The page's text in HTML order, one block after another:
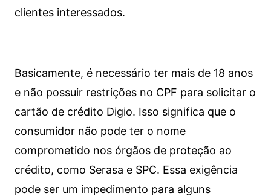
clientes interessados.
Basicamente, é necessário ter mais de 18 anos
e não possuir restrições no CPF para solicitar o
cartão de crédito Digio. Isso significa que o
consumidor não pode ter o nome
comprometido nos órgãos de proteção ao
crédito, como Serasa e SPC. Essa exigência
pode ser um impedimento para alguns